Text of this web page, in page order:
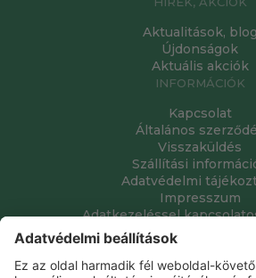
Aktualitások, blog
Újdonságok
Aktuális akciók
INFORMÁCIÓK
Kapcsolat
Általános
Visszaküldés
Szállítási
Adatvédelmi
Impresszum
Adatkezeléssel